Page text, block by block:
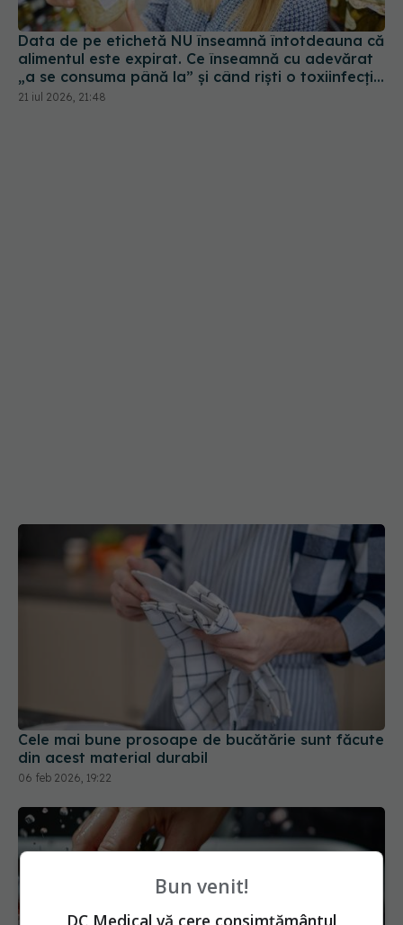
Data de pe etichetă NU înseamnă întotdeauna că
alimentul este expirat. Ce înseamnă cu adevărat
„a se consuma până la” și când riști o toxiinfecție
alimentară
21 iul 2026, 21:48
Cele mai bune prosoape de bucătărie sunt făcute
din acest material durabil
06 feb 2026, 19:22
Bun venit!
DC Medical vă cere consimțământul